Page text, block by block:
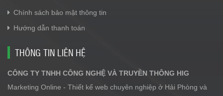
Chính sách bảo mật thông tin
Hướng dẫn thanh toán
THÔNG TIN LIÊN HỆ
CÔNG TY TNHH CÔNG NGHỆ VÀ TRUYỀN THÔNG HIG
Marketing Online - Thiết kế web chuyên nghiệp ở Hải Phòng và